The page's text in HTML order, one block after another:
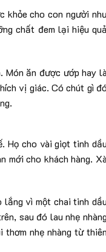
khỏe cho con người
chất đem lại hiệu quả
Món ăn được ướp hay là
vị giác. Có chút gì đó
Họ cho vài giọt tinh dầu
mới cho khách hàng. Xà
lắng vì một chai tinh dầu
sau đó lau nhẹ nhàng
thơm nhẹ nhàng từ thiên